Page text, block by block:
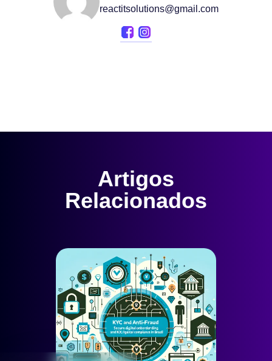
reactitsolutions@gmail.com
Artigos
Relacionados